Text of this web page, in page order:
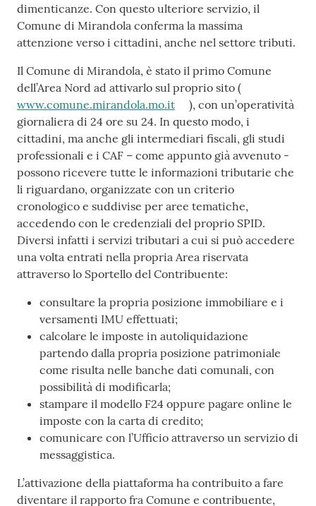
dimenticanze. Con questo ulteriore servizio, il
Comune di Mirandola conferma la massima
attenzione verso i cittadini, anche nel settore tributi.
Il Comune di Mirandola, è stato il primo Comune
dell’Area Nord ad attivarlo sul proprio sito (
www.comune.mirandola.mo.it
), con un’operatività
giornaliera di 24 ore su 24. In questo modo, i
cittadini, ma anche gli intermediari fiscali, gli studi
professionali e i CAF – come appunto già avvenuto -
possono ricevere tutte le informazioni tributarie che
li riguardano, organizzate con un criterio
cronologico e suddivise per aree tematiche,
accedendo con le credenziali del proprio SPID.
Diversi infatti i servizi tributari a cui si può accedere
una volta entrati nella propria Area riservata
attraverso lo Sportello del Contribuente:
consultare la propria posizione immobiliare e i
versamenti IMU effettuati;
calcolare le imposte in autoliquidazione
partendo dalla propria posizione patrimoniale
come risulta nelle banche dati comunali, con
possibilità di modificarla;
stampare il modello F24 oppure pagare online le
imposte con la carta di credito;
comunicare con l’Ufficio attraverso un servizio di
messaggistica.
L’attivazione della piattaforma ha contribuito a fare
diventare il rapporto fra Comune e contribuente,